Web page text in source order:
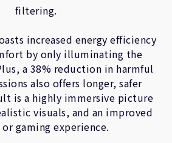
filtering.
increased energy efficiency
by only illuminating the
a 38% reduction in harmful
also offers longer, safer
is a highly immersive picture
visuals, and an improved
gaming experience.